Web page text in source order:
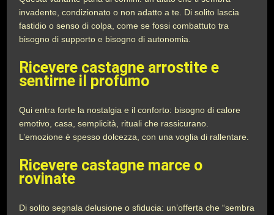
invadente, condizionato o non adatto a te. Di solito lascia
fastidio o senso di colpa, come se fossi combattuto tra
bisogno di supporto e bisogno di autonomia.
Ricevere castagne arrostite e
sentirne il profumo
Qui entra forte la nostalgia e il conforto: bisogno di calore
emotivo, casa, semplicità, rituali che rassicurano.
L’emozione è spesso dolcezza, con una voglia di rallentare.
Ricevere castagne marce o
rovinate
Di solito segnala delusione o sfiducia: un’offerta che “sembra